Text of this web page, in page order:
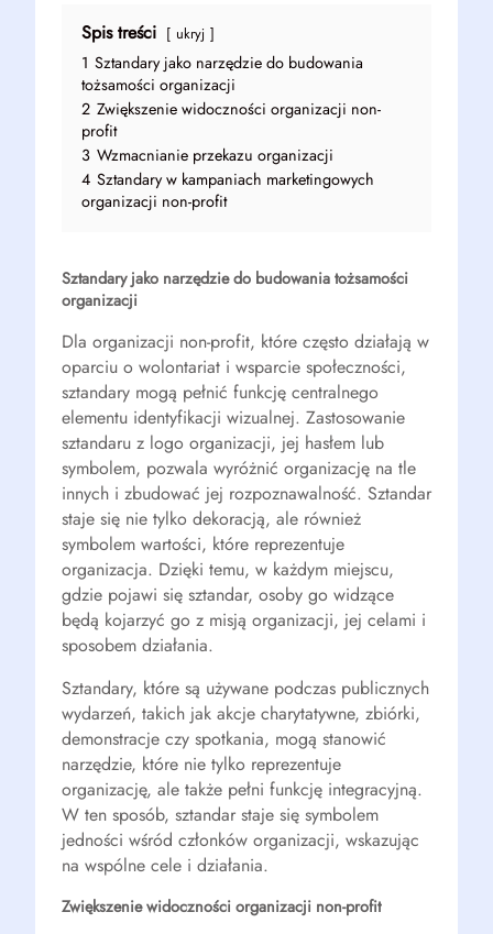
Spis treści ukryj
1 Sztandary jako narzędzie do budowania
tożsamości organizacji
2 Zwiększenie widoczności organizacji non-
profit
3 Wzmacnianie przekazu organizacji
4 Sztandary w kampaniach marketingowych
organizacji non-profit
Sztandary jako narzędzie do budowania tożsamości
organizacji
Dla organizacji non-profit, które często działają w
oparciu o wolontariat i wsparcie społeczności,
sztandary mogą pełnić funkcję centralnego
elementu identyfikacji wizualnej. Zastosowanie
sztandaru z logo organizacji, jej hasłem lub
symbolem, pozwala wyróżnić organizację na tle
innych i zbudować jej rozpoznawalność. Sztandar
staje się nie tylko dekoracją, ale również
symbolem wartości, które reprezentuje
organizacja. Dzięki temu, w każdym miejscu,
gdzie pojawi się sztandar, osoby go widzące
będą kojarzyć go z misją organizacji, jej celami i
sposobem działania.
Sztandary, które są używane podczas publicznych
wydarzeń, takich jak akcje charytatywne, zbiórki,
demonstracje czy spotkania, mogą stanowić
narzędzie, które nie tylko reprezentuje
organizację, ale także pełni funkcję integracyjną.
W ten sposób, sztandar staje się symbolem
jedności wśród członków organizacji, wskazując
na wspólne cele i działania.
Zwiększenie widoczności organizacji non-profit